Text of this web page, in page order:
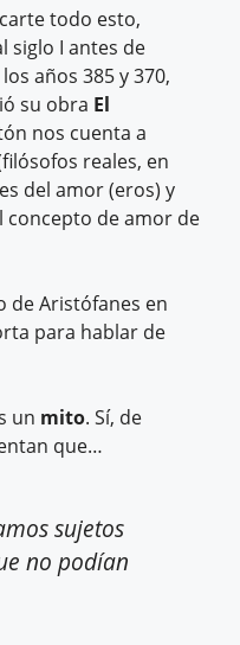
todo esto,
siglo I antes de
años 385 y 370,
su obra El
nos cuenta a
reales, en
del amor (eros) y
concepto de amor de
de Aristófanes en
para hablar de
un mito. Sí, de
que…
sujetos
no podían